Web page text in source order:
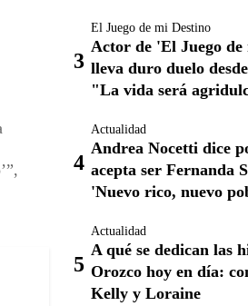
El Juego de mi Destino
Actor de 'El Juego de
lleva duro duelo
"La vida será
Actualidad
Andrea Nocetti dice
acepta ser Fernanda
'Nuevo rico, nuevo
Actualidad
A qué se dedican las
Orozco hoy en día:
Kelly y Loraine